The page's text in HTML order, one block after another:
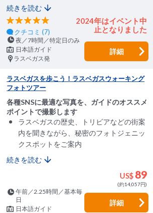
続きを読む
2024年はイベント中
止となりました
クチコミ (7)
夜／7時間／特定日のみ
日本語ガイド
ラスベガス発
詳細
ラスベガスを歩こう！ラスベガスウォーキング
フォトツアー
各種SNSに最適な写真を、ガイドのオススメ
ポイントで撮影します
ラスベガスの歴史、トリビアなどの街案
内を聞きながら、秘密のフォトジェニッ
クスポットをご案内
続きを読む
US$ 89
(約14,057円)
午前／2.25時間／基本毎
日
日本語ガイド
詳細